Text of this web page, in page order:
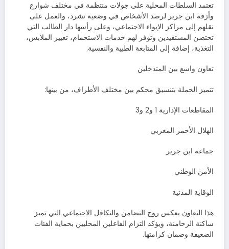
تعتمد السلطات المحلية على جولات منتظمة في مختلف شوارع
وأزقة ابن جرير لرصد الأشخاص في وضعية تشرد، والعمل على
نقلهم إلى مراكز الإيواء الاجتماعي، وعلى رأسها دار الطالب التي
تحتضن المستفيدين وتوفر لهم خدمات الاستحمام، تغيير الملابس،
التغذية، إضافة إلى المتابعة الطبية والنفسية.
تعاون واسع بين المتدخلين
تتميز الحملة بتنسيق محكم بين مختلف الأطراف، من بينها:
المقاطعات الإدارية 1 و2 و3
الهلال الأحمر المغربي
جماعة ابن جرير
الأمن الوطني
الوقاية المدنية
هذا التعاون يعكس روح التضامن والتكافل الاجتماعي التي تميز
ساكنة الرحامنة، ويؤكد التزام الفاعلين المحليين بحماية الفئات
الضعيفة وضمان كرامتها.